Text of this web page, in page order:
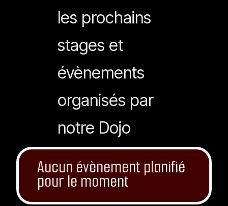
les prochains
stages et
évènements
organisés par
notre Dojo
Aucun évènement planifié
pour le moment